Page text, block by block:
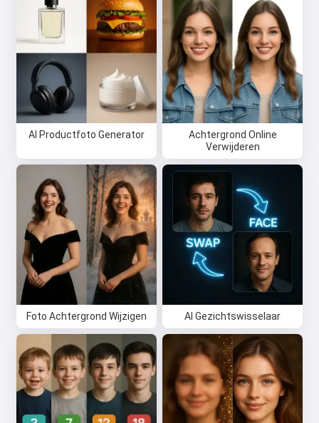
AI Productfoto Generator
Achtergrond Online
Verwijderen
Foto Achtergrond Wijzigen AI Gezichtswisselaar
Hoi 👋
Ik kan liedjes maken, gedichten
schrijven en felicitaties 🥰